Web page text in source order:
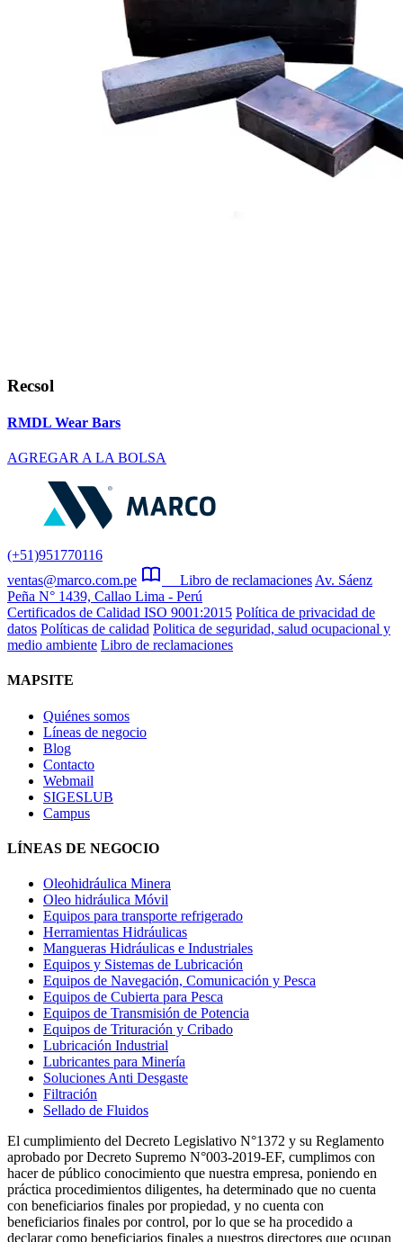
Recsol
RMDL Wear Bars
AGREGAR A LA BOLSA
(+51)951770116
ventas@marco.com.pe
Libro de reclamaciones Av. Sáenz
Peña N° 1439, Callao Lima - Perú
Certificados de Calidad ISO 9001:2015 Política de privacidad de
datos Políticas de calidad Politica de seguridad, salud ocupacional y
medio ambiente Libro de reclamaciones
MAPSITE
Quiénes somos
Líneas de negocio
Blog
Contacto
Webmail
SIGESLUB
Campus
LÍNEAS DE NEGOCIO
Oleohidráulica Minera
Oleo hidráulica Móvil
Equipos para transporte refrigerado
Herramientas Hidráulicas
Mangueras Hidráulicas e Industriales
Equipos y Sistemas de Lubricación
Equipos de Navegación, Comunicación y Pesca
Equipos de Cubierta para Pesca
Equipos de Transmisión de Potencia
Equipos de Trituración y Cribado
Lubricación Industrial
Lubricantes para Minería
Soluciones Anti Desgaste
Filtración
Sellado de Fluidos
El cumplimiento del Decreto Legislativo N°1372 y su Reglamento
aprobado por Decreto Supremo N°003-2019-EF, cumplimos con
hacer de público conocimiento que nuestra empresa, poniendo en
práctica procedimientos diligentes, ha determinado que no cuenta
con beneficiarios finales por propiedad, y no cuenta con
beneficiarios finales por control, por lo que se ha procedido a
declarar como beneficiarios finales a nuestros directores que ocupan